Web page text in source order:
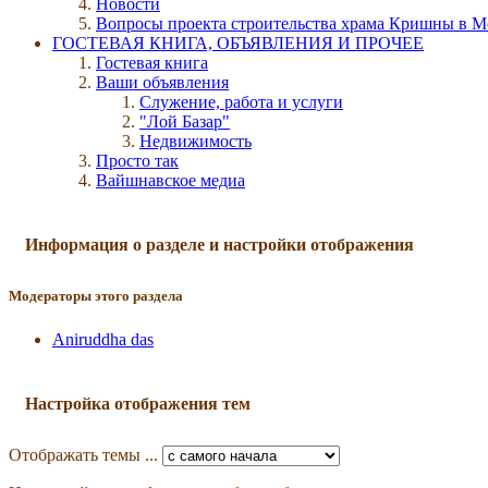
Новости
Вопросы проекта строительства храма Кришны в
ГОСТЕВАЯ КНИГА, ОБЪЯВЛЕНИЯ И ПРОЧЕЕ
Гостевая книга
Ваши объявления
Служение, работа и услуги
"Лой Базар"
Недвижимость
Просто так
Вайшнавское медиа
Информация о разделе и настройки отображения
Модераторы этого раздела
Aniruddha das
Настройка отображения тем
Отображать темы ...